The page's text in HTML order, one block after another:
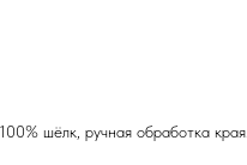
шёлк, ручная обработка края.